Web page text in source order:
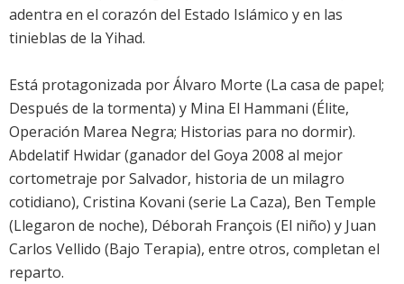
adentra en el corazón del Estado Islámico y en las
tinieblas de la Yihad.
Está protagonizada por Álvaro Morte (La casa de papel;
Después de la tormenta) y Mina El Hammani (Élite,
Operación Marea Negra; Historias para no dormir).
Abdelatif Hwidar (ganador del Goya 2008 al mejor
cortometraje por Salvador, historia de un milagro
cotidiano), Cristina Kovani (serie La Caza), Ben Temple
(Llegaron de noche), Déborah François (El niño) y Juan
Carlos Vellido (Bajo Terapia), entre otros, completan el
reparto.